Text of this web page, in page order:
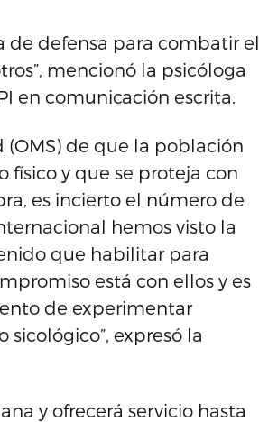
de defensa para combatir el
mencionó la psicóloga
en comunicación escrita.
(OMS) de que la población
físico y que se proteja con
es incierto el número de
hemos visto la
que habilitar para
está con ellos y es
de experimentar
expresó la
y ofrecerá servicio hasta